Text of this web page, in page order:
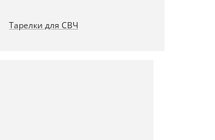
Тарелки для СВЧ